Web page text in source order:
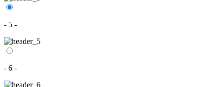
- 5 -
- 6 -